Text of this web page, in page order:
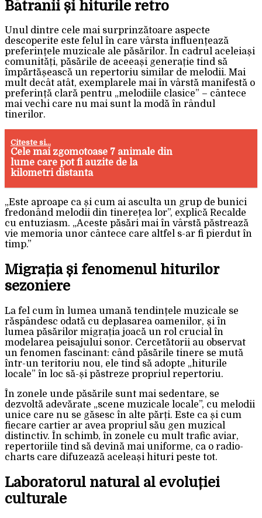
Bătrânii și hiturile retro
Unul dintre cele mai surprinzătoare aspecte
descoperite este felul în care vârsta influențează
preferințele muzicale ale păsărilor. În cadrul aceleiași
comunități, păsările de aceeași generație tind să
împărtășească un repertoriu similar de melodii. Mai
mult decât atât, exemplarele mai în vârstă manifestă o
preferință clară pentru „melodiile clasice” – cântece
mai vechi care nu mai sunt la modă în rândul
tinerilor.
Citeste si...
Cele mai zgomotoase 7 animale din
lume care pot fi auzite de la
kilometri distanta
„Este aproape ca și cum ai asculta un grup de bunici
fredonând melodii din tinerețea lor”, explică Recalde
cu entuziasm. „Aceste păsări mai în vârstă păstrează
vie memoria unor cântece care altfel s-ar fi pierdut în
timp.”
Migrația și fenomenul hiturilor
sezoniere
La fel cum în lumea umană tendințele muzicale se
răspândesc odată cu deplasarea oamenilor, și în
lumea păsărilor migrația joacă un rol crucial în
modelarea peisajului sonor. Cercetătorii au observat
un fenomen fascinant: când păsările tinere se mută
într-un teritoriu nou, ele tind să adopte „hiturile
locale” în loc să-și păstreze propriul repertoriu.
În zonele unde păsările sunt mai sedentare, se
dezvoltă adevărate „scene muzicale locale”, cu melodii
unice care nu se găsesc în alte părți. Este ca și cum
fiecare cartier ar avea propriul său gen muzical
distinctiv. În schimb, în zonele cu mult trafic aviar,
repertoriile tind să devină mai uniforme, ca o radio-
charts care difuzează aceleași hituri peste tot.
Laboratorul natural al evoluției
culturale